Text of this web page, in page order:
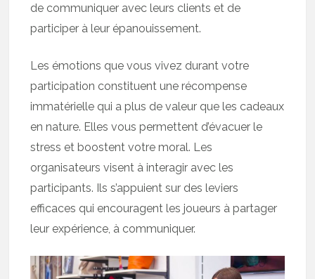
de communiquer avec leurs clients et de
participer à leur épanouissement.
Les émotions que vous vivez durant votre
participation constituent une récompense
immatérielle qui a plus de valeur que les cadeaux
en nature. Elles vous permettent d’évacuer le
stress et boostent votre moral. Les
organisateurs visent à interagir avec les
participants. Ils s’appuient sur des leviers
efficaces qui encouragent les joueurs à partager
leur expérience, à communiquer.